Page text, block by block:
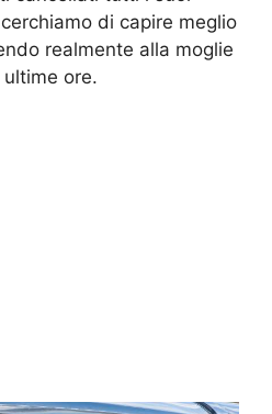
di capire meglio
realmente alla moglie
ore.